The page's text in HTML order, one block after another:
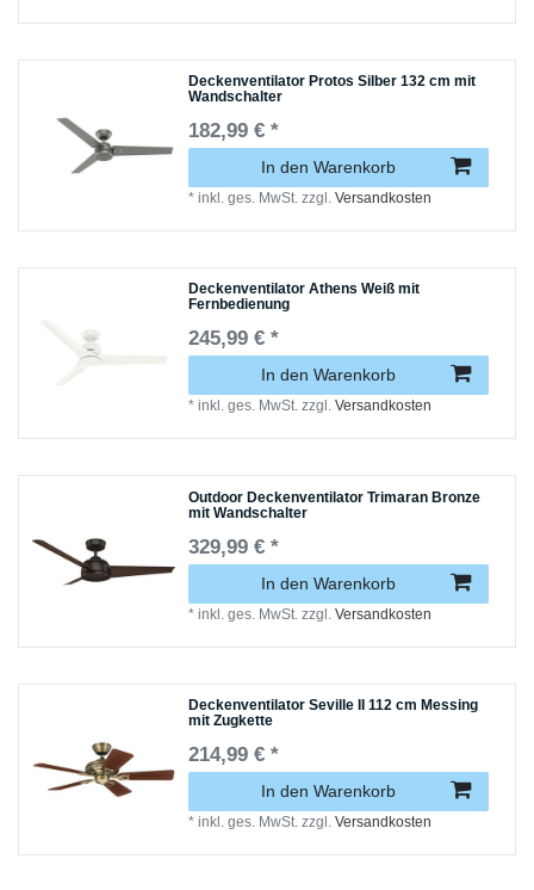
Deckenventilator Protos Silber 132 cm mit
Wandschalter
182,99 € *
In den Warenkorb
*inkl. ges. MwSt. zzgl.Versandkosten
Deckenventilator Athens Weiß mit
Fernbedienung
245,99 € *
In den Warenkorb
*inkl. ges. MwSt. zzgl.Versandkosten
Outdoor Deckenventilator Trimaran Bronze
mit Wandschalter
329,99 € *
In den Warenkorb
*inkl. ges. MwSt. zzgl.Versandkosten
Deckenventilator Seville II 112 cm Messing
mit Zugkette
214,99 € *
In den Warenkorb
*inkl. ges. MwSt. zzgl.Versandkosten